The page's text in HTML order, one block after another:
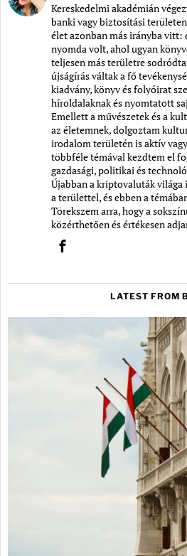
Kereskedelmi akadémián
banki vagy biztosítási
élet azonban más irányba vitt:
nyomda volt, ahol ugyan
teljesen más területre
újságírás váltak a fő
kiadvány, könyv és folyóirat
híroldalaknak és nyomtatott
Emellett a művészetek és a
az életemnek, dolgoztam
irodalom területén is aktív
többféle témával kezdtem el
gazdasági, politikai és
Újabban a kriptovaluták világa
a területtel, és ebben a
Törekszem arra, hogy a
közérthetően és értékesen
LATEST FROM